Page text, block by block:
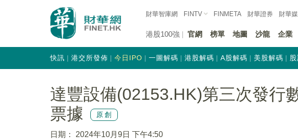
財華智庫網 FINTV FINMETA 財華證券 財華
港股100強 官網 榜單 地圖 沙龍 企業
快訊 港交所發佈 今日IPO 一圖解碼 港股解碼 A股解碼 美股解碼
達豐設備(02153.HK)第三次發行
票據
原創
日期：
2024年10月9日 下午4:50